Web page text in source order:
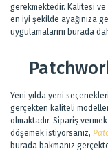
gerekmektedir. Kalitesi
en iyi şekilde ayağınıza
uygulamalarını burada
Yeni yılda yeni
gerçekten kaliteli
olmaktadır. Sipariş
döşemek istiyorsanız,
burada bakmanız